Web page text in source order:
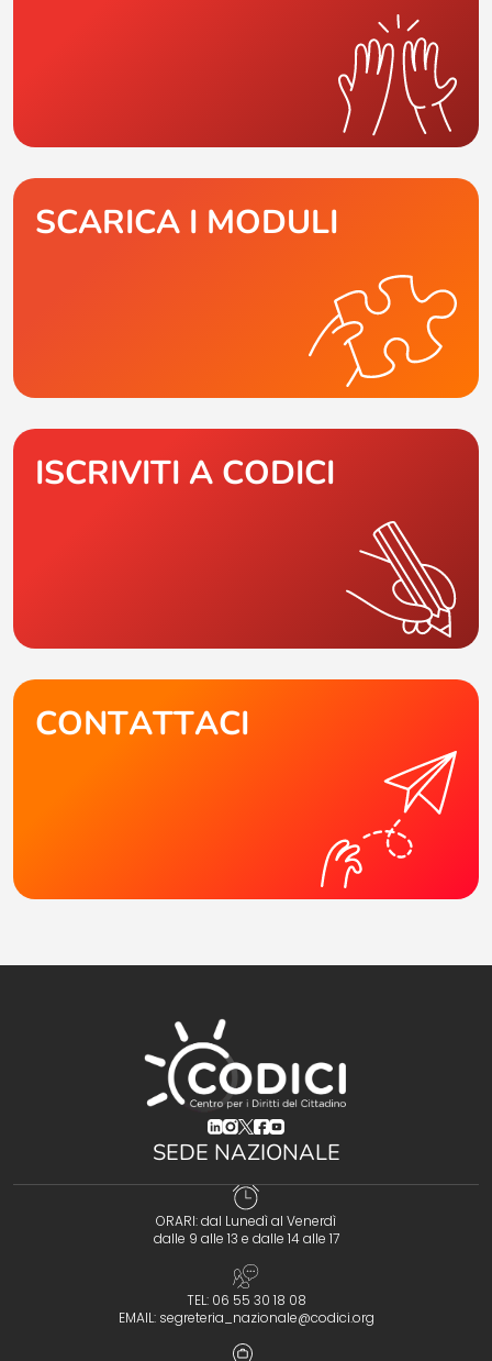
SCARICA I MODULI
ISCRIVITI A CODICI
CONTATTACI
(opens in a new tab)
(opens in a new tab)
(opens in a new tab)
(opens in a new tab)
(opens in a new tab)
SEDE NAZIONALE
ORARI: dal Lunedì al Venerdì
dalle 9 alle 13 e dalle 14 alle 17
TEL: 06 55 30 18 08
EMAIL: segreteria_nazionale@codici.org